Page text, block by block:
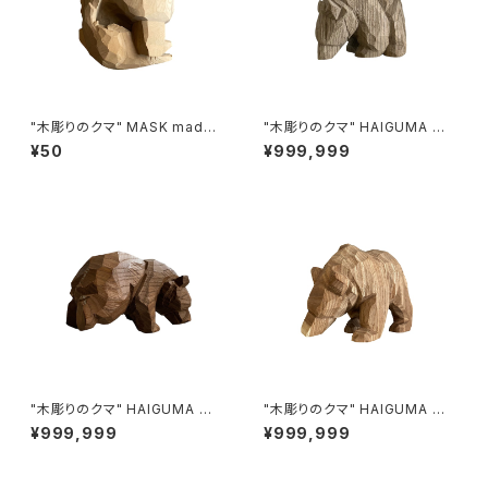
"木彫りのクマ" MASK made i
n HOKKAIDO (ホオノキ)
¥50
"木彫りのクマ" HAIGUMA ma
de in HOKKAIDO (埋もれ木)
¥999,999
"木彫りのクマ" HAIGUMA ma
de in HOKKAIDO
¥999,999
"木彫りのクマ" HAIGUMA ma
de in HOKKAIDO (エンジュ)
¥999,999